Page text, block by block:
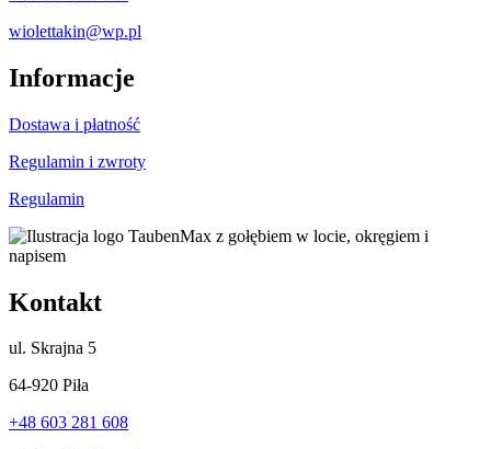
wiolettakin@wp.pl
Informacje
Dostawa i płatność
Regulamin i zwroty
Regulamin
Kontakt
ul. Skrajna 5
64-920 Piła
+48 603 281 608